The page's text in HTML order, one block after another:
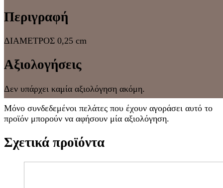
Περιγραφή
ΔΙΑΜΕΤΡΟΣ 0,25 cm
Αξιολογήσεις
Δεν υπάρχει καμία αξιολόγηση ακόμη.
Μόνο συνδεδεμένοι πελάτες που έχουν αγοράσει αυτό το
προϊόν μπορούν να αφήσουν μία αξιολόγηση.
Σχετικά προϊόντα